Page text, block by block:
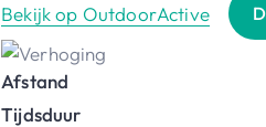
Bekijk op OutdoorActive
Afstand
Tijdsduur